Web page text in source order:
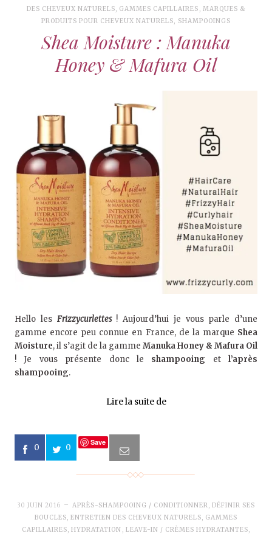
DES CHEVEUX NATURELS, GAMMES CAPILLAIRES , MARQUES &
PRODUITS POUR CHEVEUX NATURELS, SHAMPOOINGS
Shea Moisture : Manuka
Honey & Mafura Oil
Hello les Frizzycurlettes! Aujourd’hui je vous parle d’une
gamme encore peu connue en France, de la marque Shea
Moisture, il s’agit de la gamme Manuka Honey & Mafura Oil
! Je vous présente donc le shampooing et l’après
shampooing.
Lire la suite de
0 0
Save
30 JUIN 2016 APRÈS-SHAMPOOING / CONDITIONNER,DÉFINIR SES
BOUCLES, ENTRETIEN DES CHEVEUX NATURELS, GAMMES
CAPILLAIRES,HYDRATATION , LEAVE-IN / CRÈMES HYDRATANTES,